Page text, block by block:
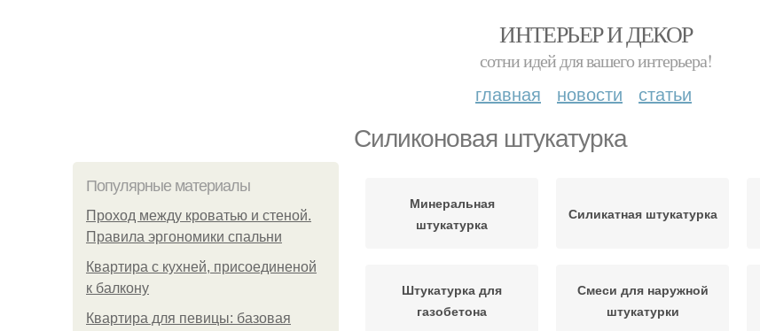
ИНТЕРЬЕР И ДЕКОР
сотни идей для вашего интерьера!
главная новости статьи
Силиконовая штукатурка
Популярные материалы
Проход между кроватью и стеной.
Правила эргономики спальни
Квартира с кухней, присоединеной
к балкону
Квартира для певицы: базовая
Минеральная
штукатурка
Силикатная штукатурка
Штукатурка для
газобетона
Смеси для наружной
штукатурки